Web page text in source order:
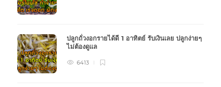
ปลูกถั่วงอกรายได้ดี 1 อาทิตย์ รับเงินเลย ปลูกง่ายๆ
ไม่ต้องดูแล
6413